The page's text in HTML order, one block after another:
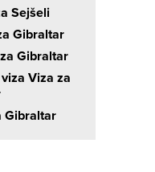
Sejšeli
Gibraltar
Gibraltar
viza Viza za
Gibraltar